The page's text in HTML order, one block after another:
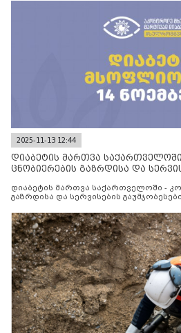
2025-11-13 12:44
დიაბეტის მართვა
ცნობიერების გაზრდისა და
დიაბეტის მართვა საქართველოში -
გაზრდისა და სერვისების